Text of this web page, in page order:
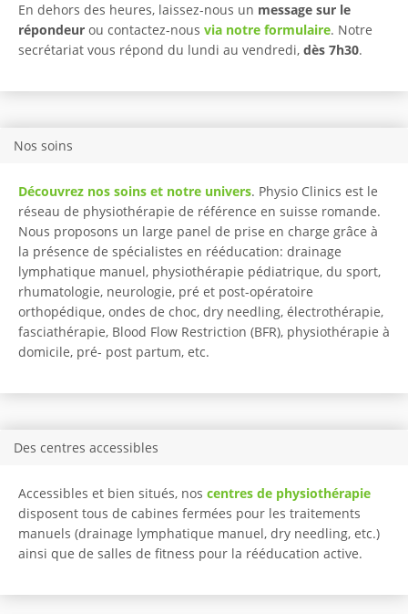
En dehors des heures, laissez-nous un message sur le
répondeurou contactez-nous via notre formulaire. Notre
secrétariat vous répond du lundi au vendredi, dès 7h30.
Nos soins
Découvrez nos soins et notre univers. Physio Clinics est le
réseau de physiothérapie de référence en suisse romande.
Nous proposons un large panel de prise en charge grâce à
la présence de spécialistes en rééducation: drainage
lymphatique manuel, physiothérapie pédiatrique, du sport,
rhumatologie, neurologie, pré et post-opératoire
orthopédique, ondes de choc, dry needling, électrothérapie,
fasciathérapie, Blood Flow Restriction (BFR), physiothérapie à
domicile, pré- post partum, etc.
Des centres accessibles
Accessibles et bien situés, nos centres de physiothérapie
disposent tous de cabines fermées pour les traitements
manuels (drainage lymphatique manuel, dry needling, etc.)
ainsi que de salles de fitness pour la rééducation active.